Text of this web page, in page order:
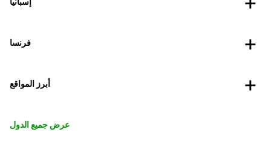
فرنسا
أبرز المواقع
عرض جميع الدول